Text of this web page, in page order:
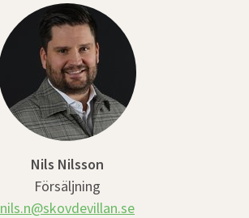
Nils Nilsson
Försäljning
nils.n@skovdevillan.se